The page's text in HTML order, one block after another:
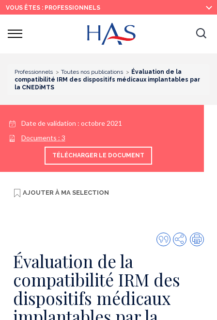
Recherche
Menu
principal
Contenu
principal
VOUS ÊTES : PROFESSIONNELS
Ouvrir
Professionnels Toutes nos publications
Évaluation de la
compatibilité IRM des dispositifs médicaux implantables par
la CNEDiMTS
Date de validation : octobre 2021
Documents : 3
TÉLÉCHARGER LE DOCUMENT
AJOUTER À MA SELECTION
Citer
cette
Partager
Évaluation de la
compatibilité IRM des
dispositifs médicaux